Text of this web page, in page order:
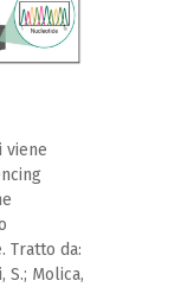
viene
Tratto da:
S.; Molica,